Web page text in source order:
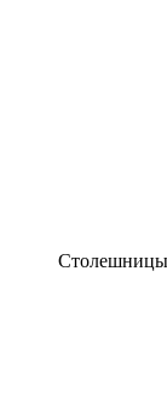
Столешницы